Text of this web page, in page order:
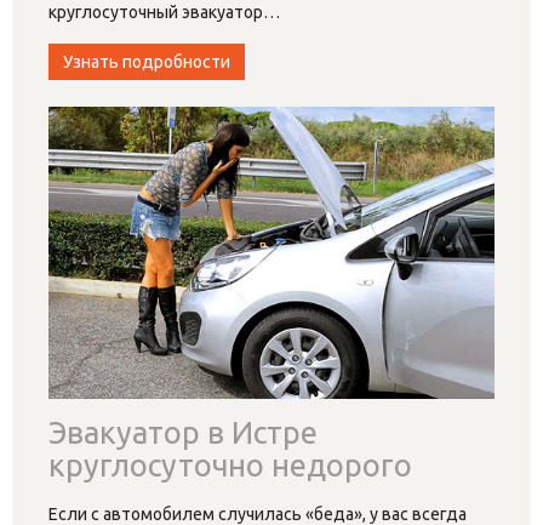
круглосуточный эвакуатор…
Узнать подробности
Эвакуатор в Истре
круглосуточно недорого
Если с автомобилем случилась «беда», у вас всегда